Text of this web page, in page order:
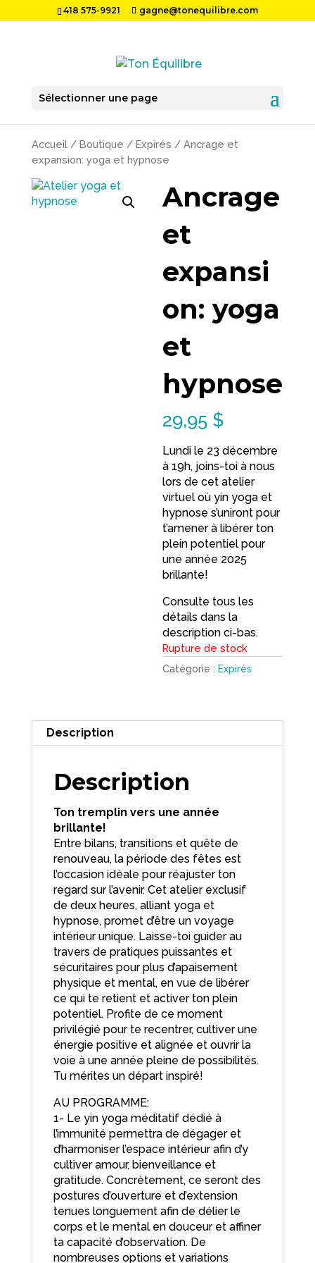
418 575-9921 gagne@tonequilibre.com
Sélectionner une page
Accueil/ Boutique / Expirés / Ancrage et
expansion: yoga et hypnose
Ancrage
et
expansi
on: yoga
et
hypnose
29,95 $
Lundi le 23 décembre
à 19h, joins-toi à nous
lors de cet atelier
virtuel où yin yoga et
hypnose s’uniront pour
t’amener à libérer ton
plein potentiel pour
une année 2025
brillante!
Consulte tous les
détails dans la
description ci-bas.
Rupture de stock
Catégorie : Expirés
Description
Description
Ton tremplin vers une année
brillante!
Entre bilans, transitions et quête de
renouveau, la période des fêtes est
l’occasion idéale pour réajuster ton
regard sur l’avenir. Cet atelier exclusif
de deux heures, alliant yoga et
hypnose, promet d’être un voyage
intérieur unique. Laisse-toi guider au
travers de pratiques puissantes et
sécuritaires pour plus d’apaisement
physique et mental, en vue de libérer
ce qui te retient et activer ton plein
potentiel. Profite de ce moment
privilégié pour te recentrer, cultiver une
énergie positive et alignée et ouvrir la
voie à une année pleine de possibilités.
Tu mérites un départ inspiré!
AU PROGRAMME:
1- Le yin yoga méditatif dédié à
l’immunité permettra de dégager et
d’harmoniser l’espace intérieur afin d’y
cultiver amour, bienveillance et
gratitude. Concrètement, ce seront des
postures d’ouverture et d’extension
tenues longuement afin de délier le
corps et le mental en douceur et affiner
ta capacité d’observation. De
nombreuses options et variations